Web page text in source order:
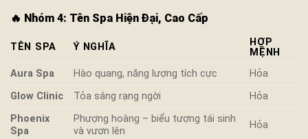
🔥 Nhóm 4: Tên Spa Hiện Đại, Cao Cấp
TÊN SPA Ý NGHĨA
HỢP
MỆNH
Aura Spa
Hào quang, năng lượng tích cực
Hỏa
Glow Clinic
Tỏa sáng rạng ngời
Hỏa
Phoenix
Spa
Phượng hoàng – biểu tượng tái sinh
và vươn lên
Hỏa